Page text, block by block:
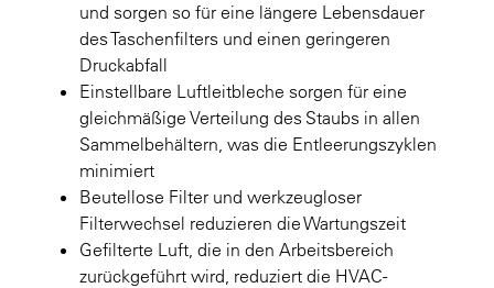
und sorgen so für eine längere Lebensdauer
des Taschenfilters und einen geringeren
Druckabfall
Einstellbare Luftleitbleche sorgen für eine
gleichmäßige Verteilung des Staubs in allen
Sammelbehältern, was die Entleerungszyklen
minimiert
Beutellose Filter und werkzeugloser
Filterwechsel reduzieren die Wartungszeit
Gefilterte Luft, die in den Arbeitsbereich
zurückgeführt wird, reduziert die HVAC-